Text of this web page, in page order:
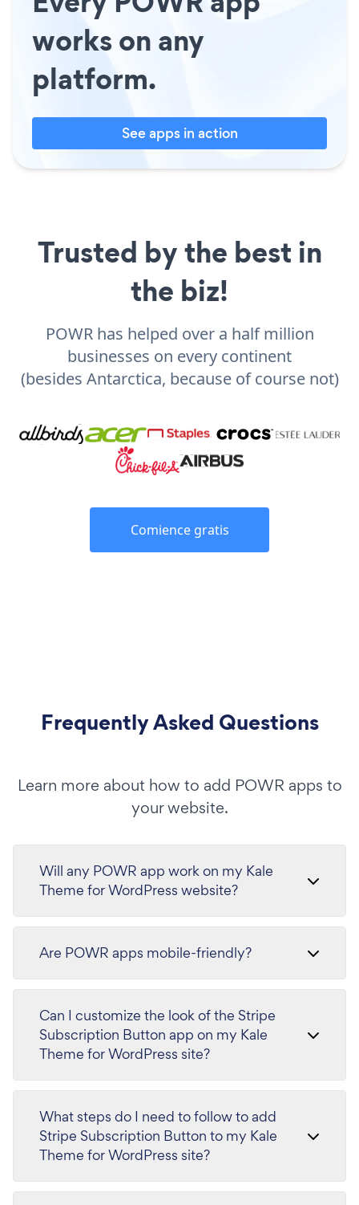
works on any
platform.
See apps in action
Trusted by the best in
the biz!
POWR has helped over a half million
businesses on every continent
(besides Antarctica, because of course not)
Comience gratis
Frequently Asked Questions
Learn more about how to add POWR apps to
your website.
Will any POWR app work on my Kale
Theme for WordPress website?
Are POWR apps mobile-friendly?
Can I customize the look of the Stripe
Subscription Button app on my Kale
Theme for WordPress site?
What steps do I need to follow to add
Stripe Subscription Button to my Kale
Theme for WordPress site?